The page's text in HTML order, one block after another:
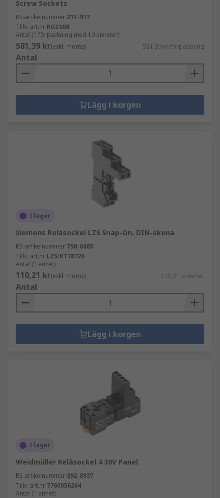
Screw Sockets
RS-artikelnummer 211-977
Tillv. art.nr RGZS08
Antal (1 förpackning med 10 enheter)
581,39 kr(exkl. moms) 581,39 kr/förpackning
Antal
Lägg i korgen
I lager
Siemens Reläsockel LZS Snap-On, DIN-skena
RS-artikelnummer 758-6885
Tillv. art.nr LZS:RT78726
Antal (1 enhet)
110,21 kr(exkl. moms) 110,21 kr/enhet
Antal
Lägg i korgen
I lager
Weidmüller Reläsockel 4 30V Panel
RS-artikelnummer 892-8937
Tillv. art.nr 7760056264
Antal (1 enhet)